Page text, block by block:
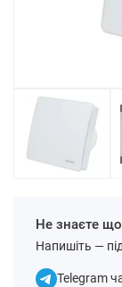
Не знаєте
Напишіть —
Telegram